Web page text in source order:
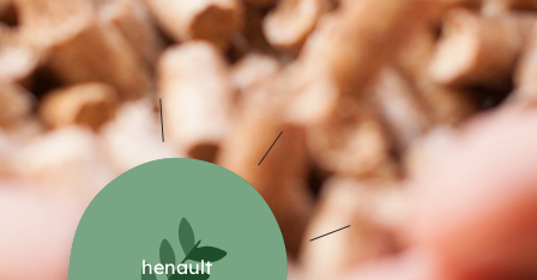
henault